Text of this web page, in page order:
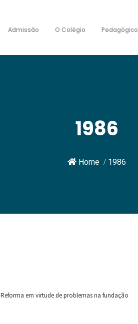
Admissão O Colégio Pedagógico
1986
Home 1986
Reforma em virtude de problemas na fundação